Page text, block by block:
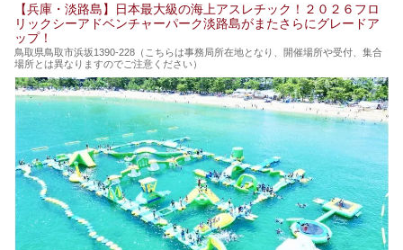
【兵庫・淡路島】日本最大級の海上アスレチック！２０２６フロ
リックシーアドベンチャーパーク淡路島がまたさらにグレードア
ップ！
鳥取県鳥取市浜坂1390‐228（こちらは事務局所在地となり、開催場所や受付、集合
場所とは異なりますのでご注意ください）